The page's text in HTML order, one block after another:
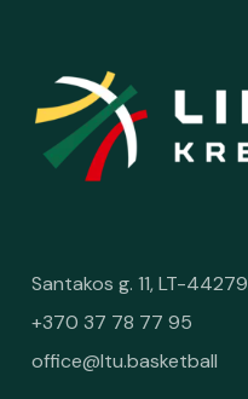
Santakos g. 11, LT-
+370 37 78 77 95
office@ltu.basketball